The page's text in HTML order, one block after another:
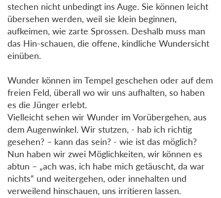
stechen nicht unbedingt ins Auge. Sie können leicht
übersehen werden, weil sie klein beginnen,
aufkeimen, wie zarte Sprossen. Deshalb muss man
das Hin-schauen, die offene, kindliche Wundersicht
einüben.
Wunder können im Tempel geschehen oder auf dem
freien Feld, überall wo wir uns aufhalten, so haben
es die Jünger erlebt.
Vielleicht sehen wir Wunder im Vorübergehen, aus
dem Augenwinkel. Wir stutzen, - hab ich richtig
gesehen? – kann das sein? - wie ist das möglich?
Nun haben wir zwei Möglichkeiten, wir können es
abtun – „ach was, ich habe mich getäuscht, da war
nichts“ und weitergehen, oder innehalten und
verweilend hinschauen, uns irritieren lassen.